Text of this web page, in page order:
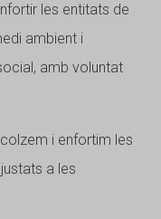
les entitats de
ambient i
amb voluntat
i enfortim les
a les